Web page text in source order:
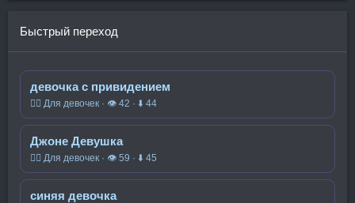
Быстрый переход
девочка с привидением
🧍‍♀️ Для девочек · 👁 42 · ⬇ 44
Джоне Девушка
🧍‍♀️ Для девочек · 👁 59 · ⬇ 45
синяя девочка